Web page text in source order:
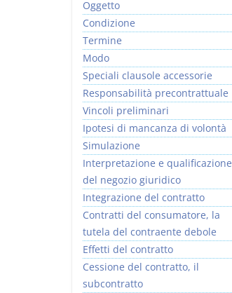
Oggetto
Condizione
Termine
Modo
Speciali clausole accessorie
Responsabilità precontrattuale
Vincoli preliminari
Ipotesi di mancanza di volontà
Simulazione
Interpretazione e qualificazione
del negozio giuridico
Integrazione del contratto
Contratti del consumatore, la
tutela del contraente debole
Effetti del contratto
Cessione del contratto, il
subcontratto